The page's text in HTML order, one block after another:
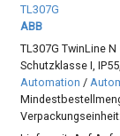
TL307G
ABB
TL307G TwinLine
Schutzklasse I,
Automation /